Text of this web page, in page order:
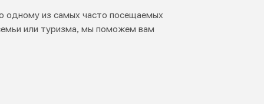
одному из самых часто посещаемых
или туризма, мы поможем вам